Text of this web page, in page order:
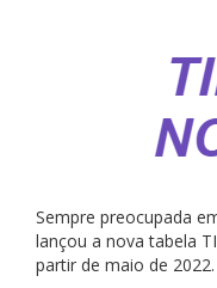
Sempre preocupada
lançou a nova tabela
partir de maio de 2022.